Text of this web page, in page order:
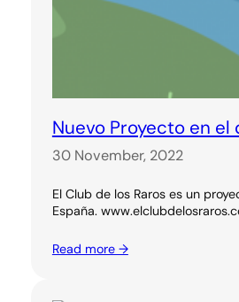
Nuevo Proyecto en el
30 November, 2022
El Club de los Raros es un
España.
Read more →